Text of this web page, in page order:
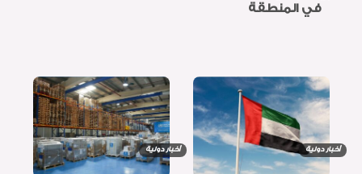
أخبار دولية أخبار دولية